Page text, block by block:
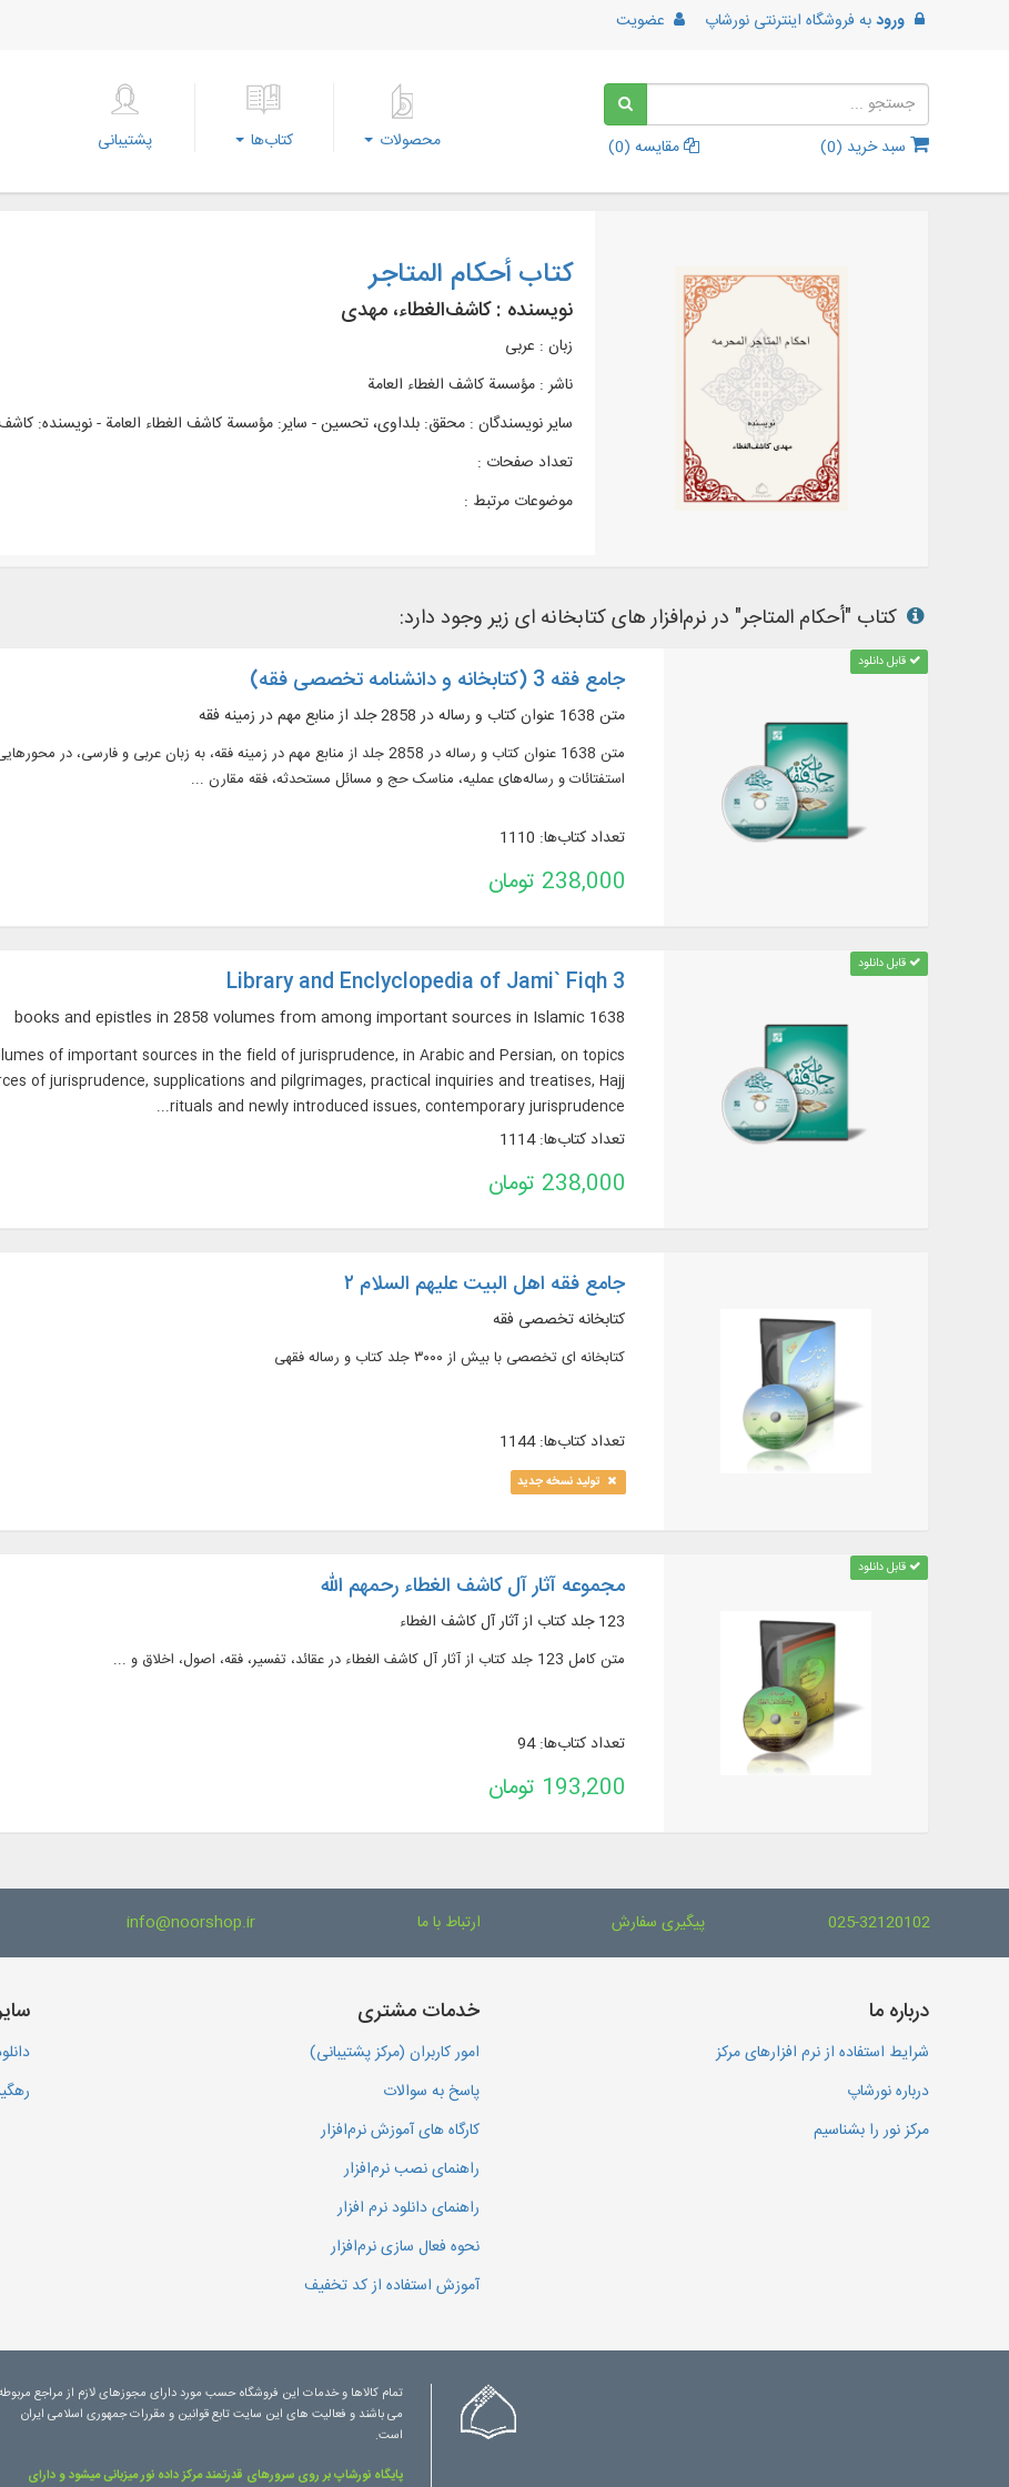
ورودبه فروشگاه اینترنتی نورشاپ عضویت
سبد خرید (0
) مقایسه (0
) محصولات کتاب‌ها پشتیبانی
کتاب أحكام المتاجر
نویسنده :کاشف‌الغطاء، مهدی
زبان : عربی
ناشر : مؤسسة کاشف الغطاء العامة
سایر نویسندگان : محقق: بلداوی، تحسین - سایر: مؤسسة کاشف الغطاء العامة - نویسنده:
تعداد صفحات :
موضوعات مرتبط :
کتاب "أحكام المتاجر" در نرم‌افزار های کتابخانه ای زیر وجود دارد:
قابل دانلود
جامع فقه 3 (کتابخانه و دانشنامه تخصصی فقه)
متن 1638 عنوان کتاب و رساله در 2858 جلد از منابع مهم در زمينه فقه
متن 1638 عنوان کتاب و رساله در 2858 جلد از منابع مهم در زمينه فقه، به زبان عربی و
استفتائات و رساله‌های عملیه، مناسک حج و مسائل مستحدثه، فقه مقارن ...
تعداد کتاب‌ها: 1110
238,000 تومان
قابل دانلود
Library and Enclyclopedia of Jami` Fiqh 3
1638 books and epistles in 2858 volumes from among important sources in Islamic
of important sources in the field of jurisprudence, in Arabic and Persian, on topics
of jurisprudence, supplications and pilgrimages, practical inquiries and treatises, Hajj
rituals and newly introduced issues, contemporary jurisprudence...
تعداد کتاب‌ها: 1114
238,000 تومان
جامع فقه اهل البیت علیهم السلام ۲
کتابخانه تخصصی فقه
کتابخانه ای تخصصی با بیش از ۳۰۰۰ جلد کتاب و رساله فقهی
تعداد کتاب‌ها: 1144
تولید نسخه جدید
قابل دانلود
مجموعه آثار آل کاشف الغطاء رحمهم الله
123 جلد کتاب از آثار آل کاشف الغطاء
متن کامل 123 جلد کتاب از آثار آل کاشف الغطاء در عقائد، تفسیر، فقه، اصول، اخلاق و ...
تعداد کتاب‌ها: 94
193,200 تومان
025-32120102 پیگیری سفارش ارتباط با ما info@noorshop.ir
درباره ما
شرایط استفاده از نرم افزارهای مرکز
درباره نورشاپ
مرکز نور را بشناسیم
خدمات مشتری
امور کاربران (مرکز پشتیبانی)
پاسخ به سوالات
کارگاه های آموزش نرم‌افزار
راهنمای نصب نرم‌افزار
راهنمای دانلود نرم افزار
نحوه فعال سازی نرم‌افزار
آموزش استفاده از کد تخفیف
تمام کالاها و خدمات این فروشگاه حسب مورد دارای مجوزهای لازم از مراجع
می باشند و فعالیت های این سایت تابع قوانین و مقررات جمهوری اسلامی ایران
است.
پایگاه نورشاپ بر روی سرورهای قدرتمند مرکز داده نور میزبانی میشود و دارای